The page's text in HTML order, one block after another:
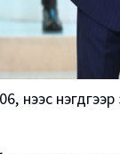
үүнээс